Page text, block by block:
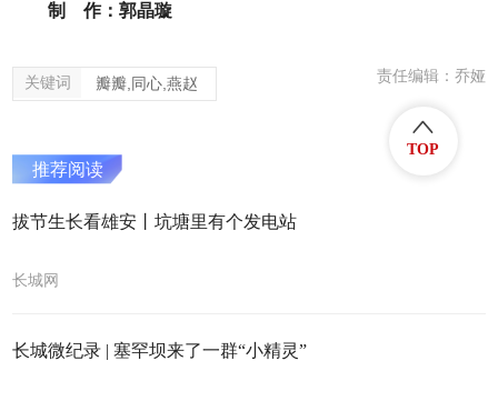
制 作：郭晶璇
关键词 瓣瓣,同心,燕赵 责任编辑：乔娅
推荐阅读
拔节生长看雄安丨坑塘里有个发电站
长城网
长城微纪录 | 塞罕坝来了一群“小精灵”
TOP